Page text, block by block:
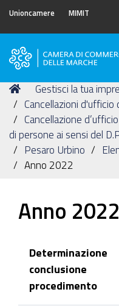
Unioncamere MIMIT
Camera
Commercio
delle
Marche
Tu
sei
qui:
Home
Gestisci la tua
Cancellazioni d'ufficio
Cancellazione
di persone ai sensi del
Pesaro Urbino
Anno 2022
Anno 2022
Determinazione
conclusione
procedimento